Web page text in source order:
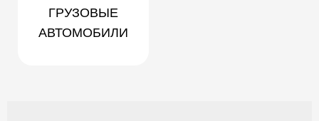
ГРУЗОВЫЕ
АВТОМОБИЛИ